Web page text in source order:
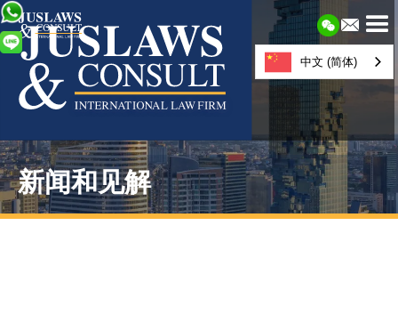
新闻和见解
中文 (简体)